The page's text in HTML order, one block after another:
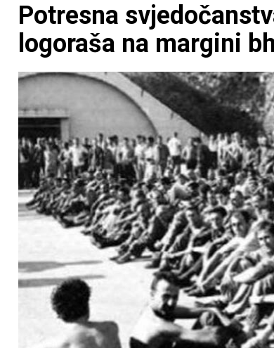
Potresna
logoraša na margini